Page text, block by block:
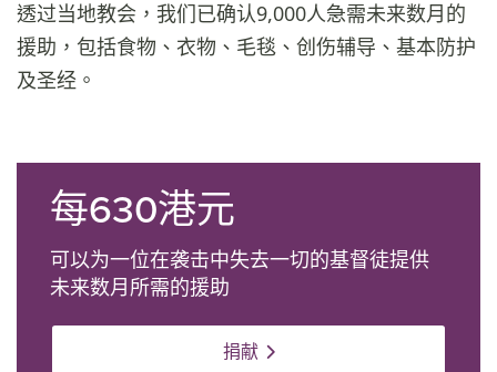
透过当地教会，我们已确认9,000人急需未来数月的
援助，包括食物、衣物、毛毯、创伤辅导、基本防护
及圣经。
每630港元
可以为一位在袭击中失去一切的基督徒提供
未来数月所需的援助
捐献